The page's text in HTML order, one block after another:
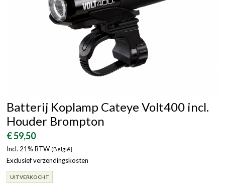
Batterij Koplamp Cateye Volt400 incl.
Houder Brompton
€ 59,50
Incl. 21% BTW (België}
Exclusief verzendingskosten
UITVERKOCHT